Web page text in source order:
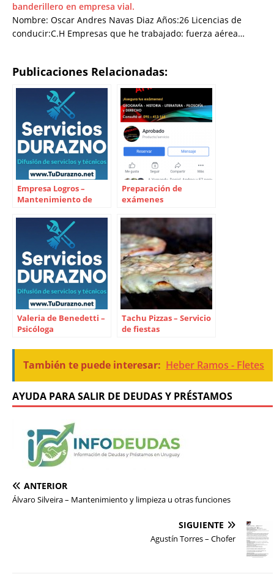
banderillero en empresa vial.
Nombre: Oscar Andres Navas Diaz Años:26 Licencias de
conducir:C.H Empresas que he trabajado: fuerza aérea…
Publicaciones Relacionadas:
Empresa Logros –
Mantenimiento de
de pasto y pinturas
Preparación de
exámenes
Valeria de Benedetti –
Psicóloga
Tachu Pizzas – Servicio
de fiestas
También te puede interesar: Heber Ramos - Fletes
AYUDA PARA SALIR DE DEUDAS Y PRÉSTAMOS
ANTERIOR
Álvaro Silveira – Mantenimiento y limpieza u otras funciones
SIGUIENTE
Agustín Torres – Chofer